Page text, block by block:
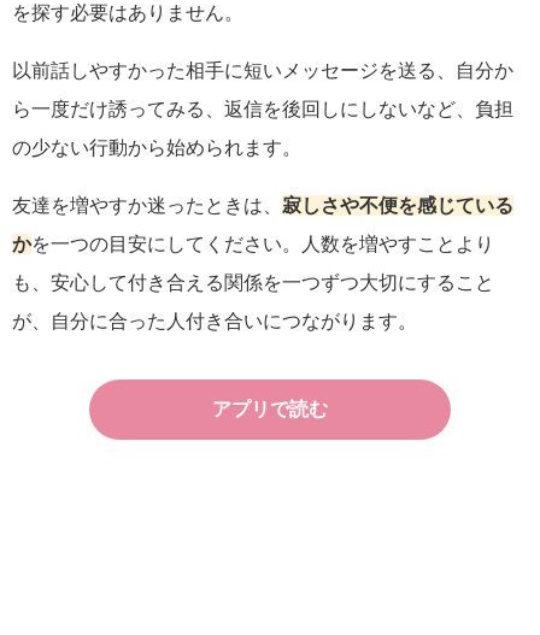
を探す必要はありません。
以前話しやすかった相手に短いメッセージを送る、自分か
ら一度だけ誘ってみる、返信を後回しにしないなど、負担
の少ない行動から始められます。
友達を増やすか迷ったときは、 寂しさや不便を感じている
かを一つの目安にしてください。人数を増やすことより
も、安心して付き合える関係を一つずつ大切にすること
が、自分に合った人付き合いにつながります。
アプリで読む